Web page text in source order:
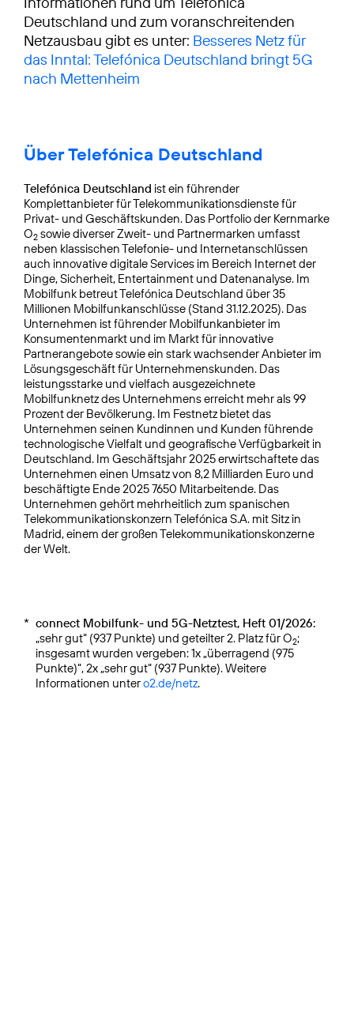
Deutschland und zum voranschreitenden
Netzausbau gibt es unter: Besseres Netz für
das Inntal: Telefónica Deutschland bringt 5G
nach Mettenheim
Über Telefónica Deutschland
Telefónica Deutschland ist ein führender
Komplettanbieter für Telekommunikationsdienste für
Privat- und Geschäftskunden. Das Portfolio der Kernmarke
O2 sowie diverser Zweit- und Partnermarken umfasst
neben klassischen Telefonie- und Internetanschlüssen
auch innovative digitale Services im Bereich Internet der
Dinge, Sicherheit, Entertainment und Datenanalyse. Im
Mobilfunk betreut Telefónica Deutschland über 35
Millionen Mobilfunkanschlüsse (Stand 31.12.2025). Das
Unternehmen ist führender Mobilfunkanbieter im
Konsumentenmarkt und im Markt für innovative
Partnerangebote sowie ein stark wachsender Anbieter im
Lösungsgeschäft für Unternehmenskunden. Das
leistungsstarke und vielfach ausgezeichnete
Mobilfunknetz des Unternehmens erreicht mehr als 99
Prozent der Bevölkerung. Im Festnetz bietet das
Unternehmen seinen Kundinnen und Kunden führende
technologische Vielfalt und geografische Verfügbarkeit in
Deutschland. Im Geschäftsjahr 2025 erwirtschaftete das
Unternehmen einen Umsatz von 8,2 Milliarden Euro und
beschäftigte Ende 2025 7650 Mitarbeitende. Das
Unternehmen gehört mehrheitlich zum spanischen
Telekommunikationskonzern Telefónica S.A. mit Sitz in
Madrid, einem der großen Telekommunikationskonzerne
der Welt.
* connect Mobilfunk- und 5G-Netztest, Heft 01/2026:
„sehr gut“ (937 Punkte) und geteilter 2. Platz für O2;
insgesamt wurden vergeben: 1x „überragend (975
Punkte)“, 2x „sehr gut“ (937 Punkte). Weitere
Informationen untero2.de/netz.